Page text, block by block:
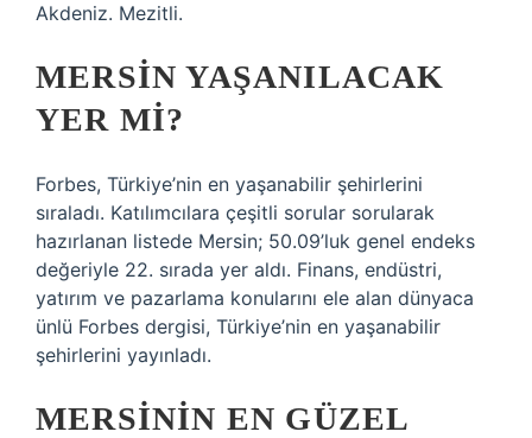
Akdeniz. Mezitli.
MERSIN YAŞANILACAK
YER MI?
Forbes, Türkiye’nin en yaşanabilir şehirlerini
sıraladı. Katılımcılara çeşitli sorular sorularak
hazırlanan listede Mersin; 50.09’luk genel endeks
değeriyle 22. sırada yer aldı. Finans, endüstri,
yatırım ve pazarlama konularını ele alan dünyaca
ünlü Forbes dergisi, Türkiye’nin en yaşanabilir
şehirlerini yayınladı.
MERSININ EN GÜZEL